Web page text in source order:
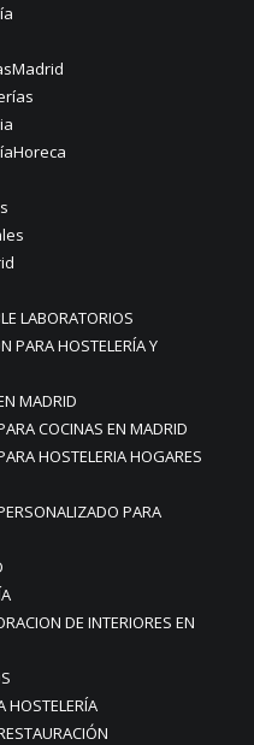
LABORATORIOS
PARA HOSTELERÍA Y
MADRID
COCINAS EN MADRID
HOSTELERIA HOGARES
PARA
DE INTERIORES EN
HOSTELERÍA